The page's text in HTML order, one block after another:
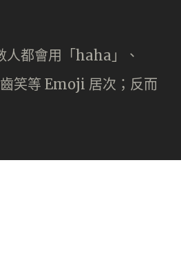
人都會用「haha」、
笑等 Emoji 居次；反而